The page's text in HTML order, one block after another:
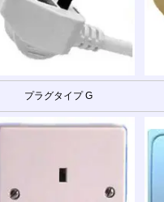
プラグタイプ G